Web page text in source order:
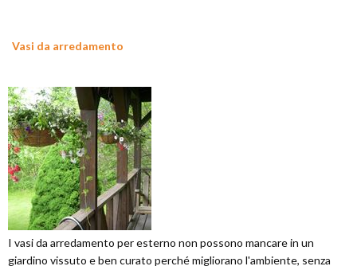
Vasi da arredamento
I vasi da arredamento per esterno non possono mancare in un
giardino vissuto e ben curato perché migliorano l'ambiente, senza